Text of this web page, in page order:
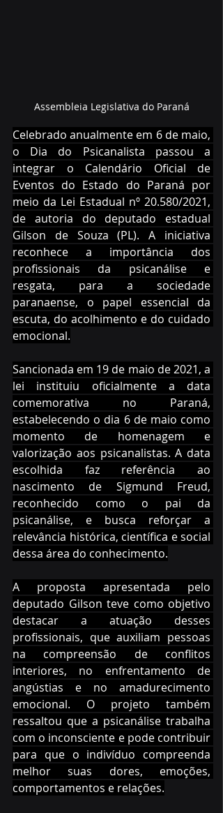
Assembleia Legislativa do Paraná
Celebrado anualmente em 6 de maio,
o Dia do Psicanalista passou a
integrar o Calendário Oficial de
Eventos do Estado do Paraná por
meio da Lei Estadual nº 20.580/2021,
de autoria do deputado estadual
Gilson de Souza (PL). A iniciativa
reconhece a importância dos
profissionais da psicanálise e
resgata, para a sociedade
paranaense, o papel essencial da
escuta, do acolhimento e do cuidado
emocional.
Sancionada em 19 de maio de 2021, a
lei instituiu oficialmente a data
comemorativa no Paraná,
estabelecendo o dia 6 de maio como
momento de homenagem e
valorização aos psicanalistas. A data
escolhida faz referência ao
nascimento de Sigmund Freud,
reconhecido como o pai da
psicanálise, e busca reforçar a
relevância histórica, científica e social
dessa área do conhecimento.
A proposta apresentada pelo
deputado Gilson teve como objetivo
destacar a atuação desses
profissionais, que auxiliam pessoas
na compreensão de conflitos
interiores, no enfrentamento de
angústias e no amadurecimento
emocional. O projeto também
ressaltou que a psicanálise trabalha
com o inconsciente e pode contribuir
para que o indivíduo compreenda
melhor suas dores, emoções,
comportamentos e relações.